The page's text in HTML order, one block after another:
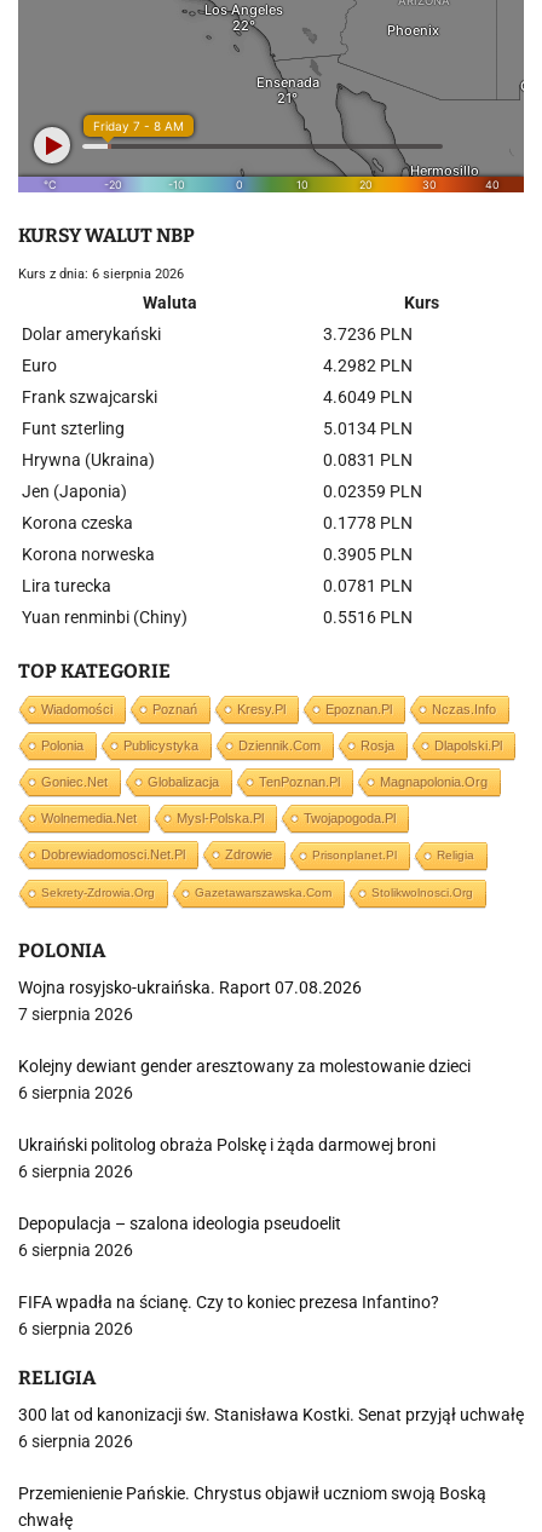
KURSY WALUT NBP
Kurs z dnia: 6 sierpnia 2026
Waluta
Kurs
Dolar amerykański
3.7236 PLN
Euro
4.2982 PLN
Frank szwajcarski
4.6049 PLN
Funt szterling
5.0134 PLN
Hrywna (Ukraina)
0.0831 PLN
Jen (Japonia)
0.02359 PLN
Korona czeska
0.1778 PLN
Korona norweska
0.3905 PLN
Lira turecka
0.0781 PLN
Yuan renminbi (Chiny)
0.5516 PLN
TOP KATEGORIE
Wiadomości Poznań Kresy.pl Epoznan.pl Nczas.info
Polonia Publicystyka Dziennik.com Rosja Dlapolski.pl
Goniec.net Globalizacja TenPoznan.pl Magnapolonia.org
Wolnemedia.net Mysl-Polska.pl Twojapogoda.pl
Dobrewiadomosci.net.pl Zdrowie Prisonplanet.pl Religia
Sekrety-Zdrowia.org Gazetawarszawska.com Stolikwolnosci.org
POLONIA
Wojna rosyjsko-ukraińska. Raport 07.08.2026
7 sierpnia 2026
Kolejny dewiant gender aresztowany za molestowanie dzieci
6 sierpnia 2026
Ukraiński politolog obraża Polskę i żąda darmowej broni
6 sierpnia 2026
Depopulacja – szalona ideologia pseudoelit
6 sierpnia 2026
FIFA wpadła na ścianę. Czy to koniec prezesa Infantino?
6 sierpnia 2026
RELIGIA
300 lat od kanonizacji św. Stanisława Kostki. Senat przyjął uchwałę
6 sierpnia 2026
Przemienienie Pańskie. Chrystus objawił uczniom swoją Boską
chwałę